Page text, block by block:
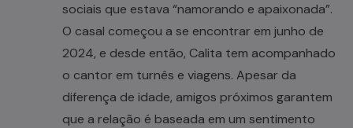
sociais que estava “namorando e apaixonada”.
O casal começou a se encontrar em junho de
2024, e desde então, Calita tem acompanhado
o cantor em turnês e viagens. Apesar da
diferença de idade, amigos próximos garantem
que a relação é baseada em um sentimento